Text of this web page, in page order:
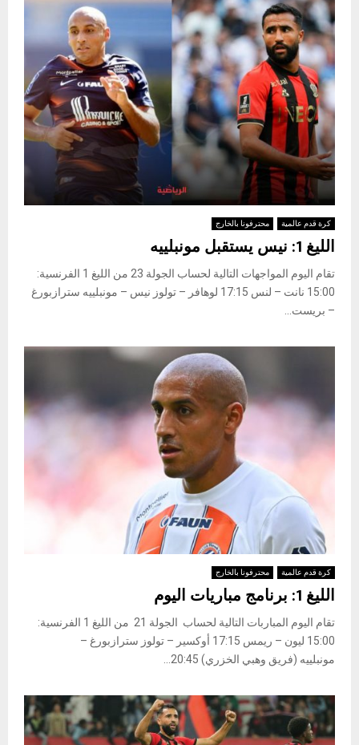
كرة قدم عالمية محترفونا بالخارج
الليغ 1: نيس يستقبل مونبلييه
تقام اليوم المواجهات التالية لحساب الجولة 23 من الليغ 1 الفرنسية:
15:00 نانت – لنس 17:15 لوهافر – تولوز نيس – مونبلييه سترازبورغ
– بريست...
كرة قدم عالمية محترفونا بالخارج
الليغ 1: برنامج مباريات اليوم
تقام اليوم المباربات التالية لحساب الجولة 21 من الليغ 1 الفرنسية:
15:00 ليون – ريمس 17:15 أوكسير – تولوز سترازبورغ –
مونبلييه (فريق وهبي الخزري) 20:45...